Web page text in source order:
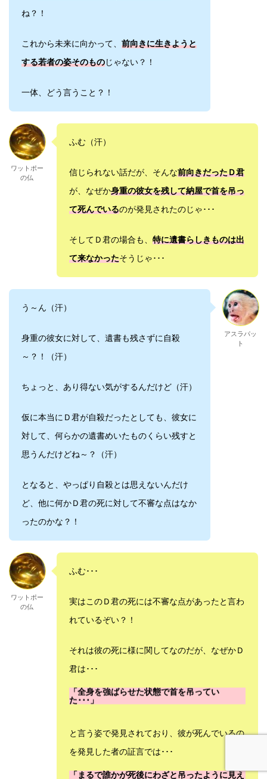
ね？！
これから未来に向かって、 前向きに生きようと
する若者の姿そのものじゃない？！
一体、どう言うこと？！
ワットポー
の仏
ふむ（汗）
信じられない話だが、そんな前向きだったＤ君
が、なぜか身重の彼女を残して納屋で首を吊っ
て死んでいるのが発見されたのじゃ･･･
そしてＤ君の場合も、 特に遺書らしきものは出
て来なかったそうじゃ･･･
う～ん（汗）
身重の彼女に対して、遺書も残さずに自殺
～？！（汗）
ちょっと、あり得ない気がするんだけど（汗）
仮に本当にＤ君が自殺だったとしても、彼女に
対して、何らかの遺書めいたものくらい残すと
思うんだけどね～？（汗）
となると、やっぱり自殺とは思えないんだけ
ど、他に何かＤ君の死に対して不審な点はなか
ったのかな？！
アスラパッ
ト
ワットポー
の仏
ふむ･･･
実はこのＤ君の死には不審な点があったと言わ
れているぞい？！
それは彼の死に様に関してなのだが、なぜかＤ
君は･･･
「全身を強ばらせた状態で首を吊ってい
た･･･」
と言う姿で発見されており、彼が死んでいるの
を発見した者の証言では･･･
「まるで誰かが死後にわざと吊ったように見え